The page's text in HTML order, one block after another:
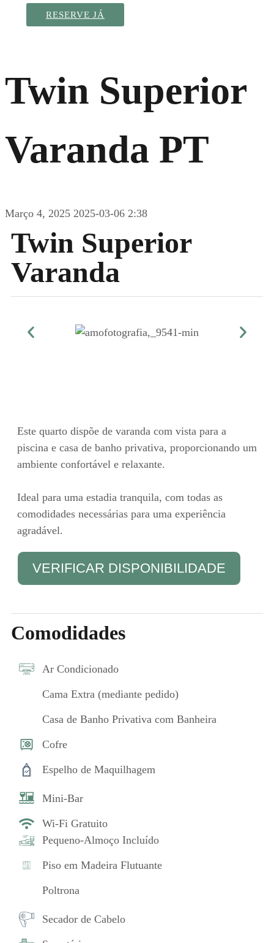
RESERVE JÁ
Twin Superior
Varanda PT
Março 4, 2025 2025-03-06 2:38
Twin Superior
Varanda
Este quarto dispõe de varanda com vista para a
piscina e casa de banho privativa, proporcionando um
ambiente confortável e relaxante.
Ideal para uma estadia tranquila, com todas as
comodidades necessárias para uma experiência
agradável.
VERIFICAR DISPONIBILIDADE
Comodidades
Ar Condicionado
Cama Extra (mediante pedido)
Casa de Banho Privativa com Banheira
Cofre
Espelho de Maquilhagem
Mini-Bar
Wi-Fi Gratuito
Pequeno-Almoço Incluído
Piso em Madeira Flutuante
Poltrona
Secador de Cabelo